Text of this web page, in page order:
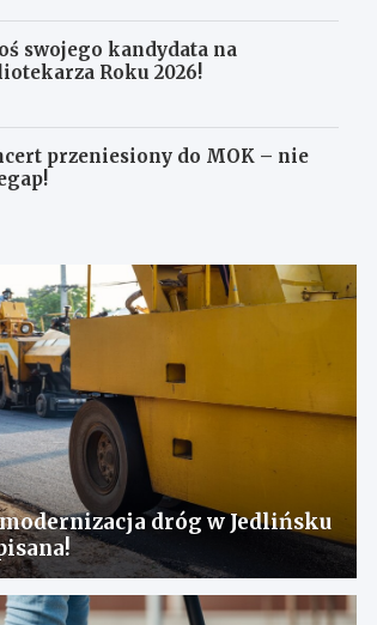
swojego kandydata na
Roku 2026!
przeniesiony do MOK – nie
dróg w Jedlińsku